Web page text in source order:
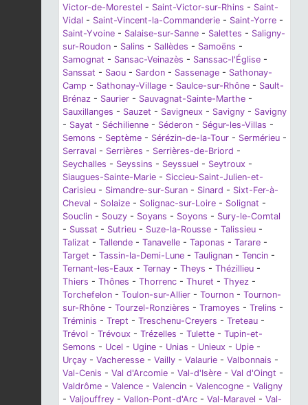
Victor-de-Morestel - Saint-Victor-sur-Rhins - Saint-
Vidal - Saint-Vincent-la-Commanderie - Saint-Yorre -
Saint-Yvoine - Salaise-sur-Sanne - Salettes - Saligny-
sur-Roudon - Salins - Sallèdes - Samoëns -
Samognat - Sansac-Veinazès - Sanssac-l'Église -
Sanssat - Saou - Sardon - Sassenage - Sathonay-
Camp - Sathonay-Village - Saulce-sur-Rhône - Sault-
Brénaz - Saurier - Sauvagnat-Sainte-Marthe -
Sauxillanges - Sauzet - Savigneux - Savigny - Savigny
- Sayat - Séchilienne - Séderon - Ségur-les-Villas -
Semons - Septème - Sérézin-de-la-Tour - Sermérieu -
Serraval - Serrières - Serrières-de-Briord -
Seychalles - Seyssins - Seyssuel - Seytroux -
Siaugues-Sainte-Marie - Siccieu-Saint-Julien-et-
Carisieu - Simandre-sur-Suran - Sinard - Sixt-Fer-à-
Cheval - Solaize - Solignac-sur-Loire - Solignat -
Souclin - Souzy - Soyans - Soyons - Sury-le-Comtal
- Sussat - Sutrieu - Suze-la-Rousse - Talissieu -
Talizat - Tallende - Tanavelle - Taponas - Tarare -
Target - Tassin-la-Demi-Lune - Taulignan - Tencin -
Ternant-les-Eaux - Ternay - Theys - Thézillieu -
Thiers - Thônes - Thorrenc - Thuret - Thyez -
Torchefelon - Toulon-sur-Allier - Tournon - Tournon-
sur-Rhône - Tourzel-Ronzières - Tramoyes - Trelins -
Tréminis - Trept - Treschenu-Creyers - Treteau -
Trévol - Trévoux - Trézelles - Tulette - Tupin-et-
Semons - Ucel - Ugine - Unias - Unieux - Upie -
Urçay - Vacheresse - Vailly - Valaurie - Valbonnais -
Val-Cenis - Val d'Arcomie - Val-d'Isère - Val d'Oingt -
Valdrôme - Valence - Valencin - Valencogne - Valigny
- Valjouffrey - Vallon-Pont-d'Arc - Val-Maravel - Val-